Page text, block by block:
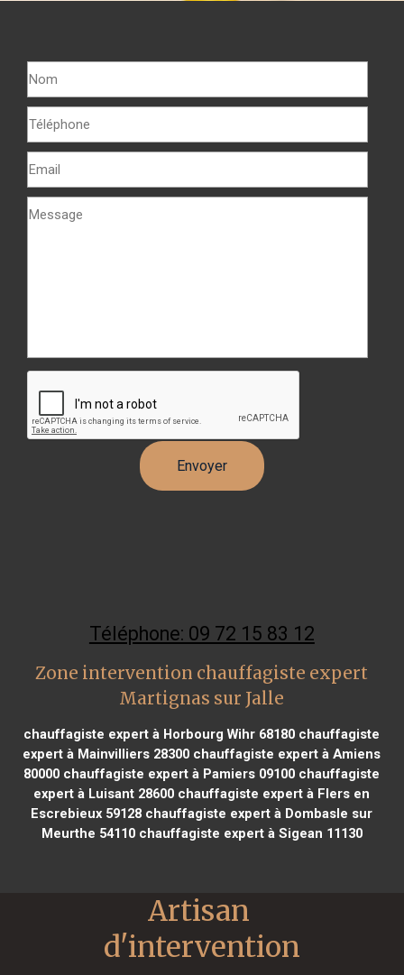
Téléphone: 09 72 15 83 12
Zone intervention chauffagiste expert
Martignas sur Jalle
chauffagiste expert à Horbourg Wihr 68180 chauffagiste
expert à Mainvilliers 28300 chauffagiste expert à Amiens
80000 chauffagiste expert à Pamiers 09100 chauffagiste
expert à Luisant 28600 chauffagiste expert à Flers en
Escrebieux 59128 chauffagiste expert à Dombasle sur
Meurthe 54110chauffagiste expert à Sigean 11130
Artisan
d'intervention